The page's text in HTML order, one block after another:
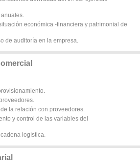
económica -financiera y patrimonial de
de auditoría en la empresa.
la relación con proveedores.
y control de las variables del
logística.